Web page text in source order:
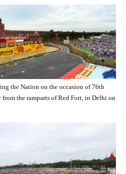
the Nation on the occasion of 76th
from the ramparts of Red Fort, in Delhi on